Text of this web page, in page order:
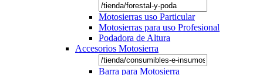
Motosierras uso Particular
Motosierras para uso Profesional
Podadora de Altura
Accesorios Motosierra
Barra para Motosierra